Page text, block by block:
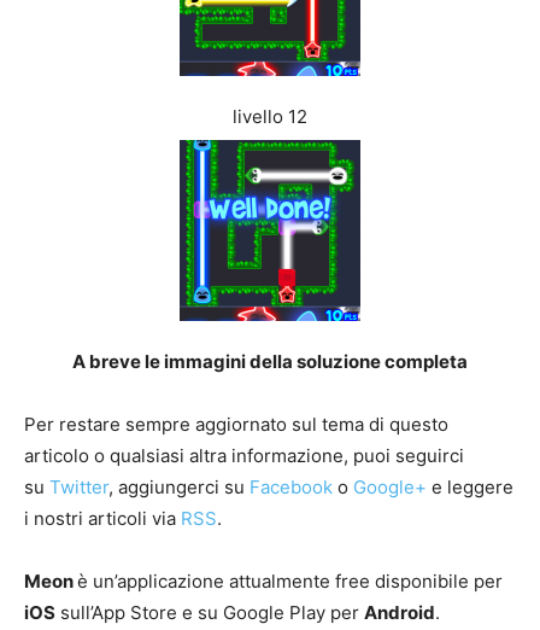
livello 12
A breve le immagini della soluzione completa
Per restare sempre aggiornato sul tema di questo
articolo o qualsiasi altra informazione, puoi seguirci
su Twitter, aggiungerci su Facebook o Google+ e leggere
i nostri articoli via RSS.
Meonè un’applicazione attualmente free disponibile per
iOS sull’App Store e su Google Play per Android.